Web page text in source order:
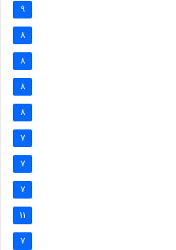
9
8
8
8
8
7
7
7
11
7